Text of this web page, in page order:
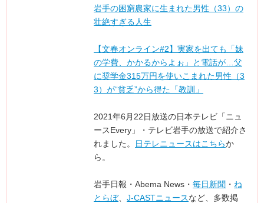
岩手の困窮農家に生まれた男性（33）の
壮絶すぎる人生
【文春オンライン#2】実家を出ても「妹
の学費、かかるからよぉ」と電話が…父
に奨学金315万円を使いこまれた男性（3
3）が“貧乏”から得た「教訓」
2021年6月22日放送の日本テレビ「ニュ
ースEvery」・テレビ岩手の放送で紹介さ
れました。
日テレニュースはこちらか
ら。
岩手日報・Abema News・ 毎日新聞 ・ ね
とらぼ、 J-CASTニュースなど、多数掲